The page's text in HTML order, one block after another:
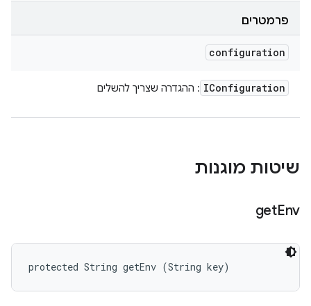
פרמטרים
configuration
IConfiguration : ההגדרה שצריך להשלים
שיטות מוגנות
getEnv
protected String getEnv (String key)